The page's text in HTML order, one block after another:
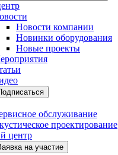
Новости компании
Новинки оборудования
Новые проекты
обслуживание
проектирование
центр
на участие